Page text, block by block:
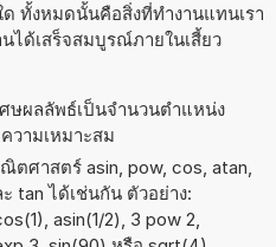
ทั้งหมดนั้นคือสิ่งที่ทำงานแทนเรา
ได้เสร็จสมบูรณ์ภายในเสี้ยว
ษผลลัพธ์เป็นจำนวนตำแหน่ง
ามเหมาะสม
ตศาสตร์ asin, pow, cos, atan,
tan ได้เช่นกัน ตัวอย่าง:
asin(1/2), 3 pow 2,